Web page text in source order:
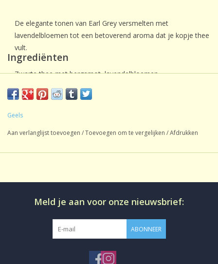
De elegante tonen van Earl Grey versmelten met
lavendelbloemen tot een betoverend aroma dat je kopje thee
vult.
Ingrediënten
Zwarte thee met bergamot, lavendelbloemen
Geels
Aan verlanglijst toevoegen /Toevoegen om te vergelijken /Afdrukken
Meld je aan voor onze nieuwsbrief:
ABONNEER